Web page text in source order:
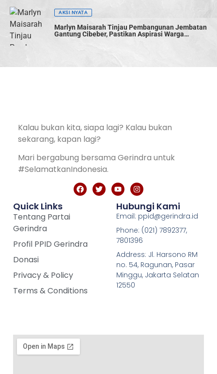
AKSI NYATA
Marlyn Maisarah Tinjau Pembangunan Jembatan
Gantung Cibeber, Pastikan Aspirasi Warga
Kalau bukan kita, siapa lagi? Kalau bukan
sekarang, kapan lagi?
Mari bergabung bersama Gerindra untuk
#SelamatkanIndonesia.
Quick Links
Tentang Partai
Gerindra
Profil PPID Gerindra
Donasi
Privacy & Policy
Terms & Conditions
Hubungi Kami
Email: ppid@gerindra.id
Phone: (021) 7892377,
7801396
Address: Jl. Harsono RM
no. 54, Ragunan, Pasar
Minggu, Jakarta Selatan
12550